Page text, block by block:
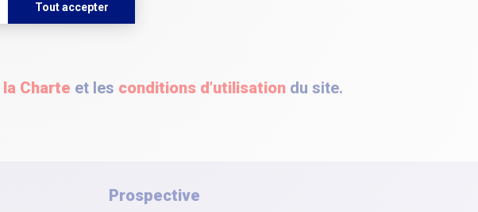
la Charte et les conditions d’utilisation du site.
Prospective